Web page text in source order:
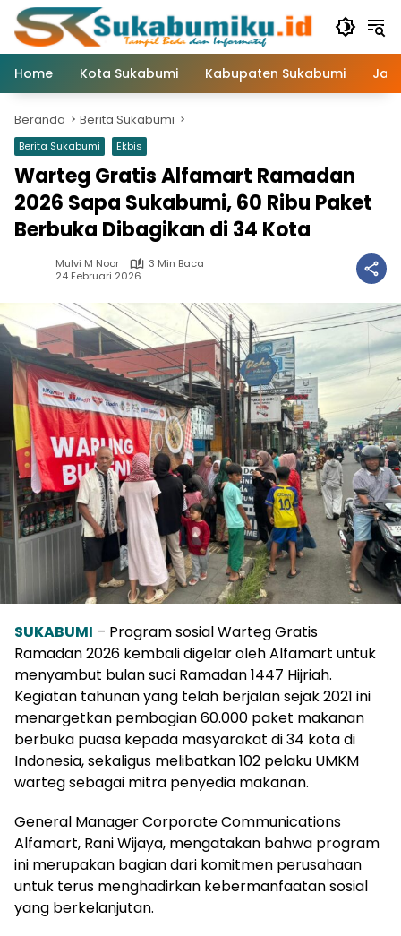
Langsung
konten
Home
Kota Sukabumi Kabupaten Sukabumi
Beranda Berita Sukabumi
Berita Sukabumi Ekbis
Warteg Gratis Alfamart Ramadan
2026 Sapa Sukabumi, 60 Ribu Paket
Berbuka Dibagikan di 34 Kota
Mulvi M Noor
3 Min Baca
24 Februari 2026
SUKABUMI – Program sosial Warteg Gratis
Ramadan 2026 kembali digelar oleh Alfamart untuk
menyambut bulan suci Ramadan 1447 Hijriah.
Kegiatan tahunan yang telah berjalan sejak 2021 ini
menargetkan pembagian 60.000 paket makanan
berbuka puasa kepada masyarakat di 34 kota di
Indonesia, sekaligus melibatkan 102 pelaku UMKM
warteg sebagai mitra penyedia makanan.
General Manager Corporate Communications
Alfamart, Rani Wijaya, mengatakan bahwa program
ini merupakan bagian dari komitmen perusahaan
untuk terus menghadirkan kebermanfaatan sosial
yang berkelanjutan.